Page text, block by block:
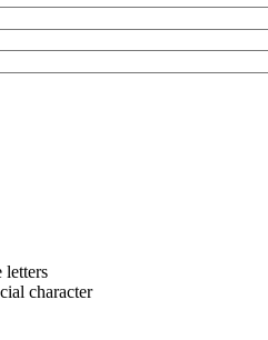
letters
character